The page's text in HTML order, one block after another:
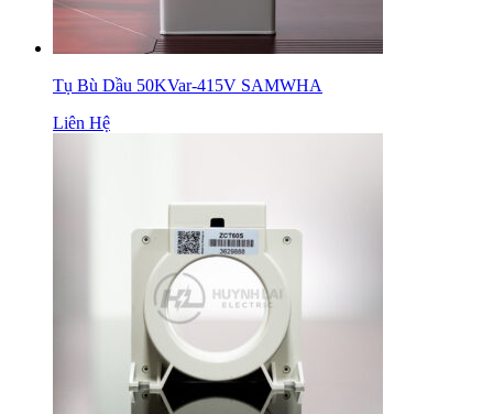
Tụ Bù Dầu 50KVar-415V SAMWHA
Liên Hệ